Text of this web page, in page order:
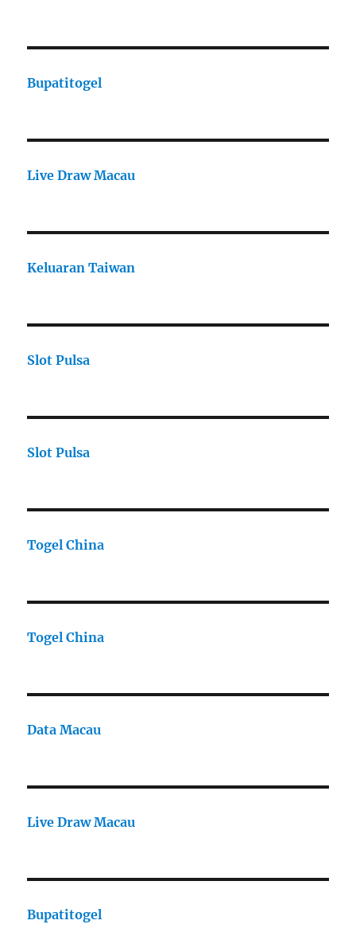
Bupatitogel
Live Draw Macau
Keluaran Taiwan
Slot Pulsa
Slot Pulsa
Togel China
Togel China
Data Macau
Live Draw Macau
Bupatitogel